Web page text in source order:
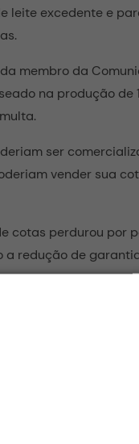
leite excedente e
membro da
na produção de
ser
vender sua
cotas perdurou por
a redução de
cotas então passou
lácteos,
otimistas com o
o aumento da
o fato é que o
de cotas